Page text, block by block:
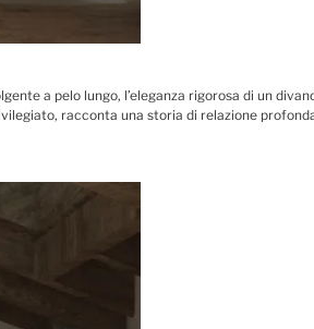
a pelo lungo, l’eleganza rigorosa di un
racconta una storia di relazione